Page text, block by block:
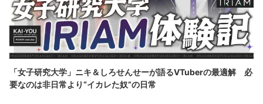
「女子研究大学」ニキ＆しろせんせーが語るVTuberの最適解 必
要なのは非日常より“イカレた奴”の日常